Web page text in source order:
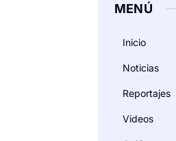
MENÚ
Inicio
Noticias
Reportajes
Videos